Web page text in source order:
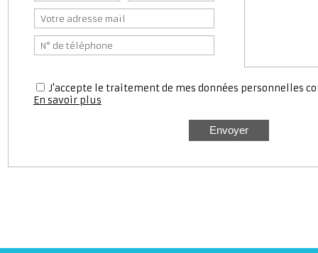
Nous contacter
En savoir plus